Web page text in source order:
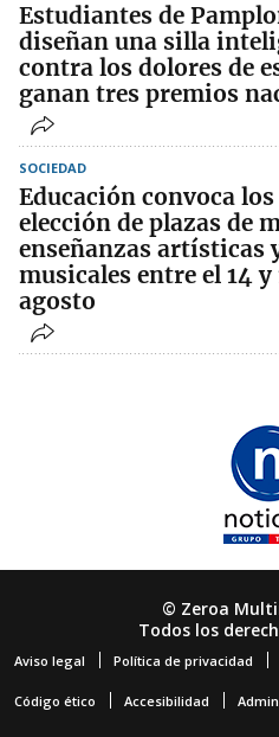
Estudiantes de
diseñan una silla
contra los dolores de
ganan tres premios
SOCIEDAD
Educación convoca los
elección de plazas de
enseñanzas artísticas
musicales entre el 14 y
agosto
© Zeroa
Todos los
Aviso legal Política de privacidad
Código ético Accesibilidad